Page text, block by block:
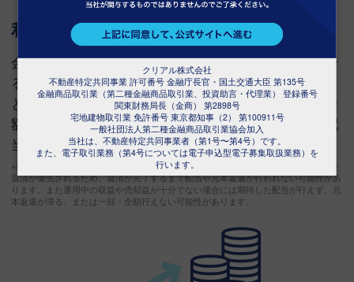
利回りアップを狙える
金融機関からの借り入れによりレバレッジを効かせ
ることで、当初の想定利回りよりも高い配当利回り
となる可能性があります。かつ、想定よりも高い金
額で物件を売却できた場合はその分上乗せをして配
当します。
※案件により適用されない場合があります。レバレッジリスクとして、金融機関への
返済が優先されるため、返済が完了するまで配当や元本返還が行われない可能性があ
ります。また運用中の収益や売却益が十分でない場合には期待した配当が行えず、元
本返還が滞る、または一部・全額行えない可能性があります。
クリアル株式会社
不動産特定共同事業 許可番号 金融庁長官・国土交通大臣 第135号
金融商品取引業（第二種金融商品取引業、投資助言・代理業） 登録番号
関東財務局長（金商） 第2898号
宅地建物取引業 免許番号 東京都知事（2） 第100911号
一般社団法人第二種金融商品取引業協会加入
当社は、不動産特定共同事業者（第1号〜第4号）です。
また、電子取引業務（第4号については電子申込型電子募集取扱業務）を
行います。